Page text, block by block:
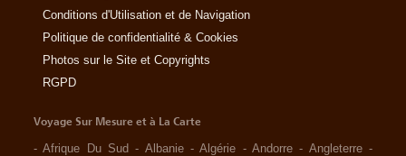
Conditions d'Utilisation et de Navigation
Politique de confidentialité & Cookies
Photos sur le Site et Copyrights
RGPD
Voyage Sur Mesure et à La Carte
-Afrique Du Sud - Albanie -Algérie -Andorre - Angleterre -